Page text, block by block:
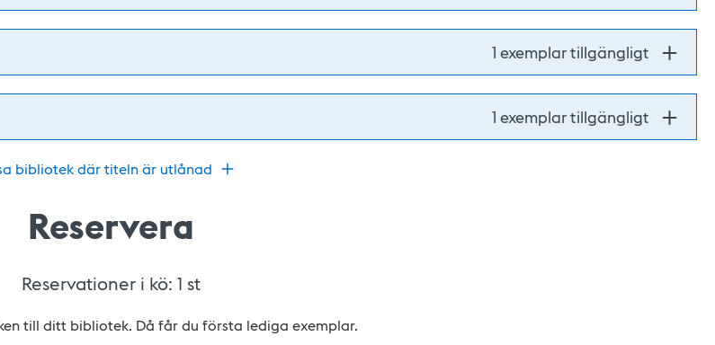
1 exemplar tillgängligt
1 exemplar tillgängligt
bibliotek där titeln är utlånad
Reservera
Reservationer i kö: 1 st
till ditt bibliotek. Då får du första lediga exemplar.